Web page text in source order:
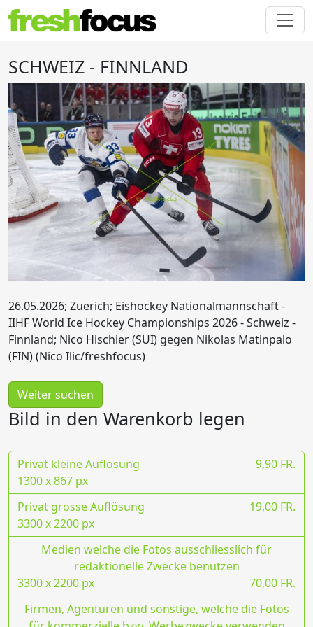
SCHWEIZ - FINNLAND
26.05.2026; Zuerich; Eishockey Nationalmannschaft -
IIHF World Ice Hockey Championships 2026 - Schweiz -
Finnland; Nico Hischier (SUI) gegen Nikolas Matinpalo
(FIN) (Nico Ilic/freshfocus)
Weiter suchen
Bild in den Warenkorb legen
Privat kleine Auflösung
9,90 FR.
1300 x 867 px
Privat grosse Auflösung
19,00 FR.
3300 x 2200 px
Medien welche die Fotos ausschliesslich für
redaktionelle Zwecke benutzen
70,00 FR.
3300 x 2200 px
Firmen, Agenturen und sonstige, welche die Fotos